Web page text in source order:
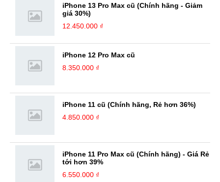
iPhone 13 Pro Max cũ (Chính hãng - Giảm
giá 30%)
12.450.000 ₫
iPhone 12 Pro Max cũ
8.350.000 ₫
iPhone 11 cũ (Chính hãng, Rẻ hơn 36%)
4.850.000 ₫
iPhone 11 Pro Max cũ (Chính hãng) - Giá Rẻ
tới hơn 39%
6.550.000 ₫